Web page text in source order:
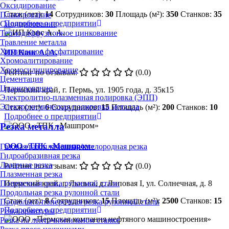
Оксидирование
Плакирование
Силицирование
Термодиффузионное цинкование
Травление металла
Химическое фосфатирование
Хромоалитирование
Хромосилицирование
Цементация
Цианирование
Электролитно-плазменная полировка (ЭПП)
Электрохимическая полировка металла
Резка металла
Газовая/газопламенная/кислородная резка
Гидроабразивная резка
Лазерная резка
Плазменная резка
Поперечная резка рулонной стали
Продольная резка рулонной стали
Продольно-поперечная резка рулонной стали
Резка арматуры
Резка на ленточнопильном станке
Стаж (лет):14 Сотрудников: 30 Площадь (м²): 350 Станков: 35
Подробнее о предприятии
ИП Канс А. А.
Рейтинг по отзывам:
(0.0)
Пермский край, г. Пермь, ул. 1905 года, д. 35к15
Стаж (лет):6 Сотрудников:15 Площадь (м²): 200 Станков: 10
Подробнее о предприятии
ООО «ТПК «Машпром»
Рейтинг по отзывам:
(0.0)
Пермский край, г. Лысьва, д. Липовая I, ул. Солнечная, д. 8
Стаж (лет):8 Сотрудников:15 Площадь (м²): 2500 Станков: 15
Подробнее о предприятии